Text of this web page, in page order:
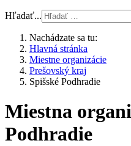
Hľadať...
Nachádzate sa tu:
Hlavná stránka
Miestne organizácie
Prešovský kraj
Spišské Podhradie
Miestna
Podhradie